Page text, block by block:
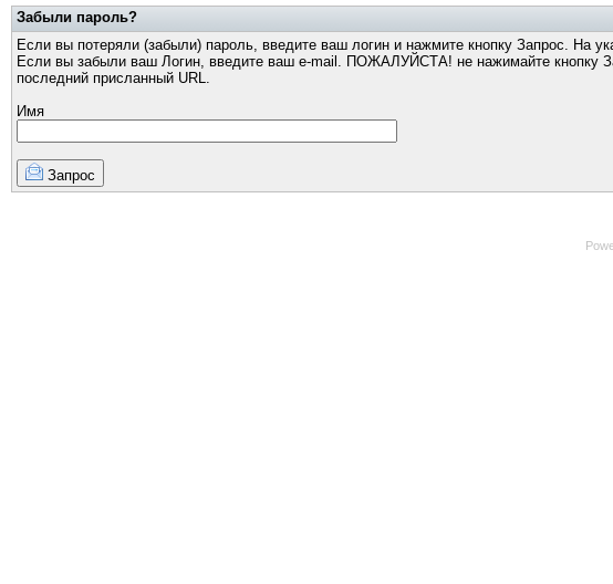
Забыли пароль?
Если вы потеряли (забыли) пароль, введите ваш логин и нажмите кнопку Запрос. На
Если вы забыли ваш Логин, введите ваш e-mail. ПОЖАЛУЙСТА! не нажимайте кнопку
последний присланный URL.
Имя
Запрос